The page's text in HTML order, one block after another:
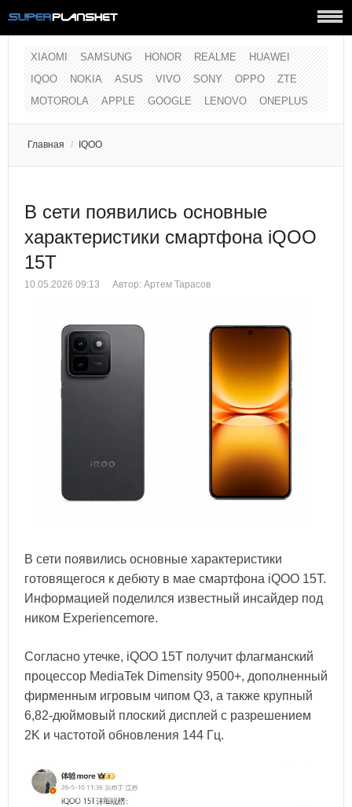
XIAOMI SAMSUNG HONOR REALME
HUAWEI
IQOO
NOKIA ASUS VIVO SONY OPPO
ZTE
MOTOROLA
APPLE GOOGLE LENOVO ONEPLUS
Главная / IQOO
В сети появились основные
характеристики смартфона iQOO
15T
10.05.2026 09:13 Автор: Артем Тарасов
В сети появились основные характеристики
готовящегося к дебюту в мае смартфона iQOO 15T.
Информацией поделился известный инсайдер под
ником Experiencemore.
Согласно утечке, iQOO 15T получит флагманский
процессор MediaTek Dimensity 9500+, дополненный
фирменным игровым чипом Q3, а также крупный
6,82-дюймовый плоский дисплей с разрешением
2K и частотой обновления 144 Гц.